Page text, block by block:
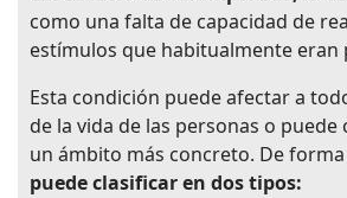
como una falta de capacidad de
estímulos que habitualmente eran
Esta condición puede afectar a
de la vida de las personas o
un ámbito más concreto. De
puede clasificar en dos tipos: